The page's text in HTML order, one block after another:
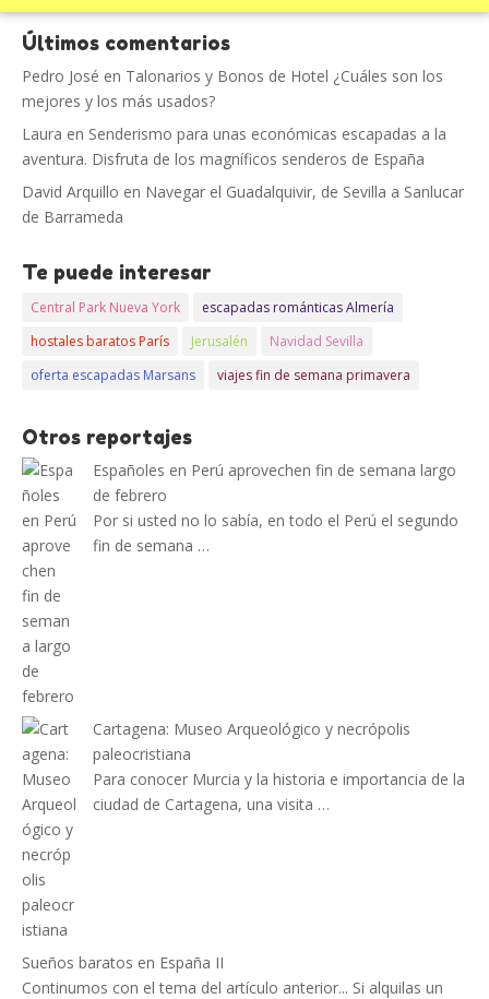
Últimos comentarios
Pedro José en Talonarios y Bonos de Hotel ¿Cuáles son los
mejores y los más usados?
Laura en Senderismo para unas económicas escapadas a la
aventura. Disfruta de los magníficos senderos de España
David Arquillo en Navegar el Guadalquivir, de Sevilla a Sanlucar
de Barrameda
Te puede interesar
Central Park Nueva York
escapadas románticas Almería
hostales baratos París
Jerusalén
Navidad Sevilla
oferta escapadas Marsans
viajes fin de semana primavera
Otros reportajes
Españoles en Perú aprovechen fin de semana largo
de febrero
Por si usted no lo sabía, en todo el Perú el segundo
fin de semana …
Cartagena: Museo Arqueológico y necrópolis
paleocristiana
Para conocer Murcia y la historia e importancia de la
ciudad de Cartagena, una visita …
Sueños baratos en España II
Continumos con el tema del artículo anterior... Si alquilas un